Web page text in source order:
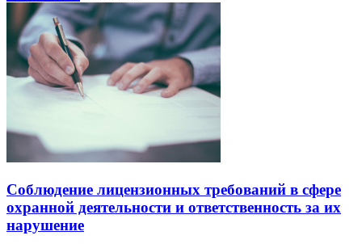
Соблюдение лицензионных требований в сфере
охранной деятельности и ответственность за их
нарушение